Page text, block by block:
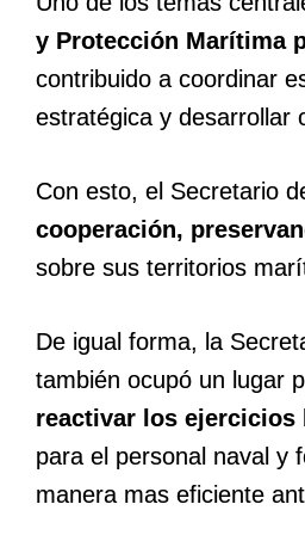
y Protección Marítima
contribuido a coordinar
estratégica y desarrollar
Con esto, el Secretario
cooperación,
sobre sus territorios
De igual forma, la
también ocupó un lugar
reactivar los ejercicios
para el personal naval y
manera mas eficiente